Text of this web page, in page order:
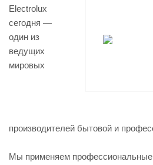
Electrolux
сегодня —
один из
ведущих
мировых
производителей бытовой и
Мы применяем профессиональные